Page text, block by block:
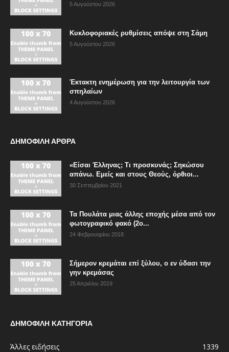
5 Αυγούστου 2026
Κυκλοφοριακές ρυθμίσεις απόψε στη Σάμη
5 Αυγούστου 2026
Έκτακτη ενημέρωση για την λειτουργία των
σπηλαίων
4 Αυγούστου 2026
ΔΗΜΟΦΙΛΗ ΑΡΘΡΑ
«Είσαι Έλληνας; Τι προσκυνάς; Σηκώσου
απάνω. Εμείς και στους Θεούς, όρθιοι...
30 Σεπτεμβρίου 2021
Τα Πουλάτα μιας άλλης εποχής μέσα από τον
φωτογραφικό φακό (2ο...
24 Φεβρουαρίου 2018
Σήμερον κρεμάται επί ξύλου, ο εν ύδασι την
γην κρεμάσας
25 Απριλίου 2019
ΔΗΜΟΦΙΛΗ ΚΑΤΗΓΟΡΙΑ
Άλλες ειδήσεις
1339